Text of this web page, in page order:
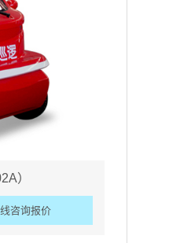
）
咨询报价